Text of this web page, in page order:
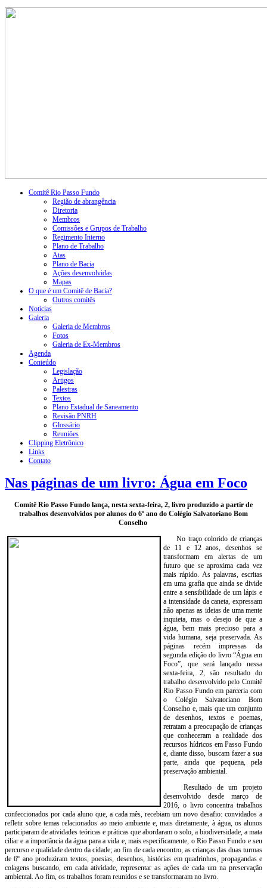
Comitê Rio Passo Fundo
Região de abrangência
Diretoria
Membros
Comissões e Grupos de Trabalho
Regimento Interno
Plano de Trabalho
Atas
Plano de Bacia
Ações desenvolvidas
Mapas
O que é um Comitê de Bacia?
Outros comitês
Notícias
Galeria
Galeria de Membros
Fotos
Galeria de Ex-Membros
Agenda
Conteúdo
Legislação
Artigos
Palestras
Textos
Plano Estadual de Saneamento
Revisão PNRH
Glossário
Reuniões
Clipping Eletrônico
Links
Contato
Nas páginas de um livro: Água em Foco
Comitê Rio Passo Fundo lança, nesta sexta-feira, 2, livro produzido a partir de
trabalhos desenvolvidos por alunos do 6º ano do Colégio Salvatoriano Bom
Conselho
No traço colorido de crianças
de 11 e 12 anos, desenhos se
transformam em alertas de um
futuro que se aproxima cada vez
mais rápido. As palavras, escritas
em uma grafia que ainda se divide
entre a sensibilidade de um lápis e
a intensidade da caneta, expressam
não apenas as ideias de uma mente
inquieta, mas o desejo de que a
água, bem mais precioso para a
vida humana, seja preservada. As
páginas recém impressas da
segunda edição do livro “Água em
Foco”, que será lançado nessa
sexta-feira, 2, são resultado do
trabalho desenvolvido pelo Comitê
Rio Passo Fundo em parceria com
o Colégio Salvatoriano Bom
Conselho e, mais que um conjunto
de desenhos, textos e poemas,
retratam a preocupação de crianças
que conheceram a realidade dos
recursos hídricos em Passo Fundo
e, diante disso, buscam fazer a sua
parte, ainda que pequena, pela
preservação ambiental.
Resultado de um projeto
desenvolvido desde março de
2016, o livro concentra trabalhos
confeccionados por cada aluno que, a cada mês, recebiam um novo desafio: convidados a
refletir sobre temas relacionados ao meio ambiente e, mais diretamente, à água, os alunos
participaram de atividades teóricas e práticas que abordaram o solo, a biodiversidade, a mata
ciliar e a importância da água para a vida e, mais especificamente, o Rio Passo Fundo e seu
percurso e qualidade dentro da cidade; ao fim de cada encontro, as crianças das duas turmas
de 6º ano produziram textos, poesias, desenhos, histórias em quadrinhos, propagandas e
colagens buscando, em cada atividade, representar as ações de cada um na preservação
ambiental. Ao fim, os trabalhos foram reunidos e se transformaram no livro.